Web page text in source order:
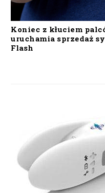
Koniec z kłuciem
uruchamia sprzedaż
Flash